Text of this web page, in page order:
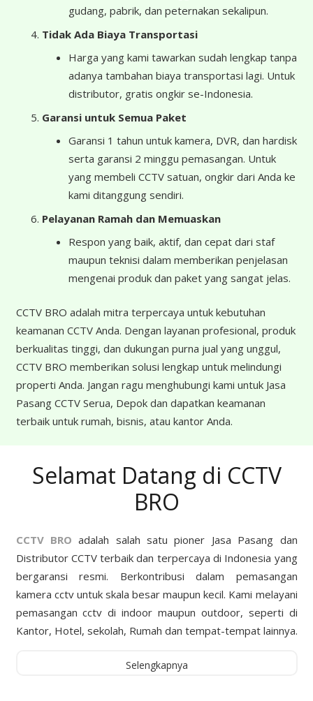
gudang, pabrik, dan peternakan sekalipun.
Tidak Ada Biaya Transportasi
Harga yang kami tawarkan sudah lengkap tanpa
adanya tambahan biaya transportasi lagi. Untuk
distributor, gratis ongkir se-Indonesia.
Garansi untuk Semua Paket
Garansi 1 tahun untuk kamera, DVR, dan hardisk
serta garansi 2 minggu pemasangan. Untuk
yang membeli CCTV satuan, ongkir dari Anda ke
kami ditanggung sendiri.
Pelayanan Ramah dan Memuaskan
Respon yang baik, aktif, dan cepat dari staf
maupun teknisi dalam memberikan penjelasan
mengenai produk dan paket yang sangat jelas.
CCTV BRO adalah mitra terpercaya untuk kebutuhan
keamanan CCTV Anda. Dengan layanan profesional, produk
berkualitas tinggi, dan dukungan purna jual yang unggul,
CCTV BRO memberikan solusi lengkap untuk melindungi
properti Anda. Jangan ragu menghubungi kami untuk Jasa
Pasang CCTV Serua, Depok dan dapatkan keamanan
terbaik untuk rumah, bisnis, atau kantor Anda.
Selamat Datang di CCTV
BRO
CCTV BRO adalah salah satu pioner Jasa Pasang dan
Distributor CCTV terbaik dan terpercaya di Indonesia yang
bergaransi resmi. Berkontribusi dalam pemasangan
kamera cctv untuk skala besar maupun kecil. Kami melayani
pemasangan cctv di indoor maupun outdoor, seperti di
Kantor, Hotel, sekolah, Rumah dan tempat-tempat lainnya.
Selengkapnya